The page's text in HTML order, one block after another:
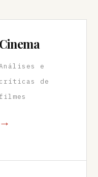
Cinema
Análises e
críticas de
→